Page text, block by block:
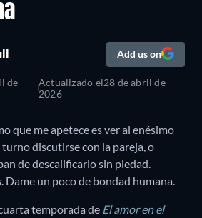
Add us on
de
Actualizado el28 de abril de
2026
que me apetece es ver al enésimo
discutirse con la pareja, o
de descalificarlo sin piedad.
Dame un poco de bondad humana.
temporada de El amor en el